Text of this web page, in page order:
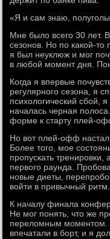
«Я и сам знаю,
Мне было всего 30 лет.
сезонов. Но по какой-то
я был неуклюж и мог
в любой момент дня.
Когда я впервые
регулярного сезона, я
психологический сбой,
началась черная
форме к старту плей-
Но вот плей-офф
Более того, мое
пропускать
первого раунда.
новые диеты,
войти в привычный ритм.
К началу финала
Не мог понять, что же
переломным моментом.
впечатали в борт, и я